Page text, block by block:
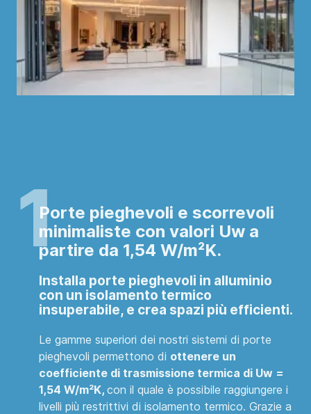
Porte pieghevoli e scorrevoli
minimaliste con valori Uw a
partire da 1,54 W/m²K.
Installa porte pieghevoli in alluminio
con un isolamento termico
insuperabile, e crea spazi più efficienti.
Le gamme superiori dei nostri sistemi di porte
pieghevoli permettono di ottenere un
coefficiente di trasmissione termica di Uw =
1,54 W/m²K, con il quale è possibile raggiungere i
livelli più restrittivi di isolamento termico. Grazie a